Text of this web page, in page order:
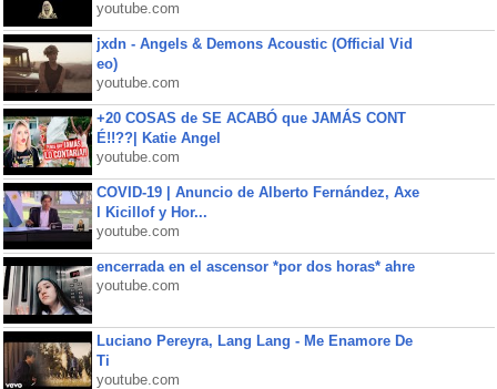
youtube.com
jxdn - Angels & Demons Acoustic (Official Vid
eo)
youtube.com
+20 COSAS de SE ACABÓ que JAMÁS CONT
É!!??| Katie Angel
youtube.com
COVID-19 | Anuncio de Alberto Fernández, Axe
l Kicillof y Hor...
youtube.com
encerrada en el ascensor *por dos horas* ahre
youtube.com
Luciano Pereyra, Lang Lang - Me Enamore De
Ti
youtube.com